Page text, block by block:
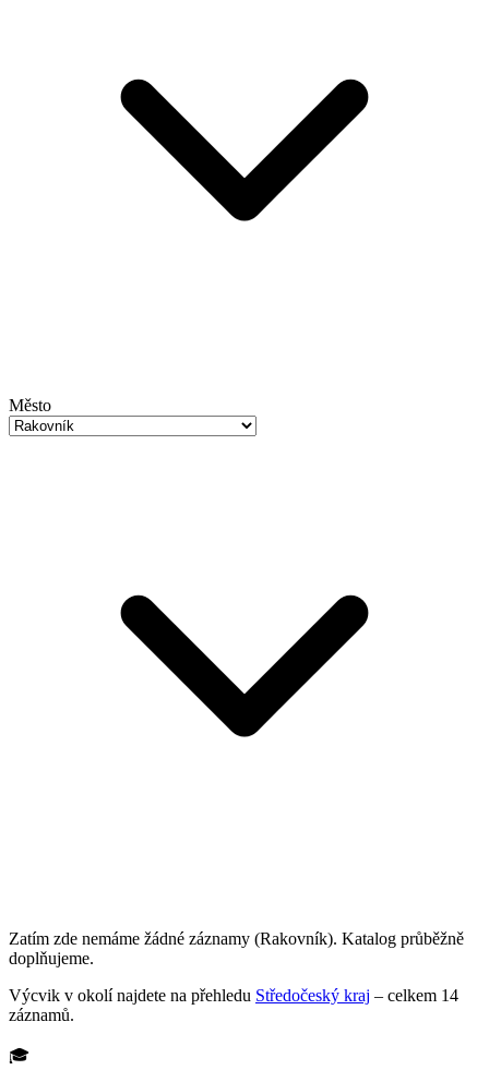
Město
Zatím zde nemáme žádné záznamy (Rakovník). Katalog průběžně
doplňujeme.
Výcvik v okolí najdete na přehledu Středočeský kraj – celkem 14
záznamů.
🎓